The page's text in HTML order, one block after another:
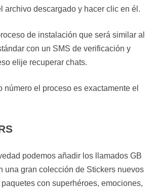
archivo descargado y hacer clic en él.
de instalación que será similar al
con un SMS de verificación y
elije recuperar chats.
número el proceso es exactamente el
podemos añadir los llamados GB
una gran colección de Stickers nuevos
con superhéroes, emociones,